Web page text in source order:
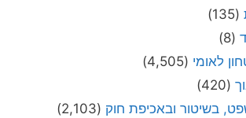
(135)
(8)
לאומי (4,505)
(420)
בשיטור ובאכיפת חוק (2,103)